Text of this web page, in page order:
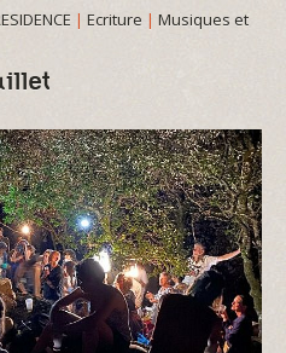
| Ecriture | Musiques et